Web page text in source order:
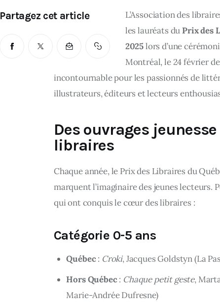
Partagez cet article
L’Association des
les lauréats du Prix des
2025 lors d’une
Montréal, le 24 février
incontournable pour les passionnés de
illustrateurs, éditeurs et lecteurs
Des ouvrages
libraires
Chaque année, le Prix des Libraires du
marquent l’imaginaire des jeunes
qui ont conquis le cœur des libraires :
Catégorie 0-5 ans
Québec: Croki, Jacques Goldstyn (La
Hors Québec: Chaque petit geste,
Marie-Andrée Dufresne)